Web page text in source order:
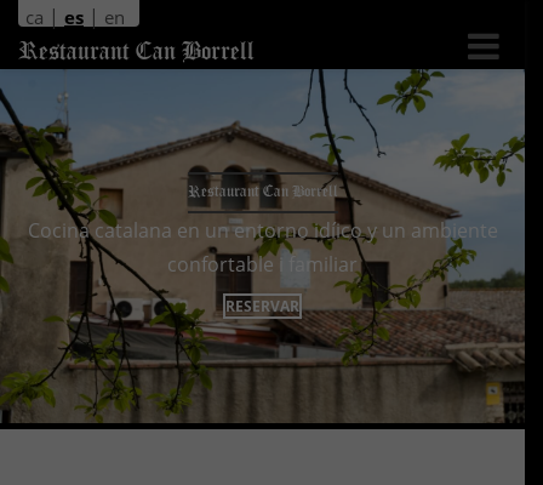
ca | es | en
Restaurant Can Borrell
Cambiar
Restaurant Can Borrell
Cocina catalana en un entorno idíico y un ambiente
confortable i familiar
RESERVAR